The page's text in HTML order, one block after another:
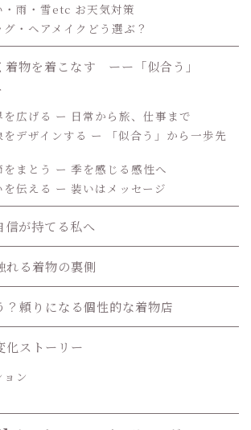
・雨・雪etc お天気対策
・ヘアメイクどう選ぶ？
着物を着こなす ーー「似合う」
広げる ー 日常から旅、仕事まで
デザインする ー 「似合う」から一歩先
まとう ー 季を感じる感性へ
伝える ー 装いはメッセージ
が持てる私へ
れる着物の裏側
頼りになる個性的な着物店
化ストーリー
ン